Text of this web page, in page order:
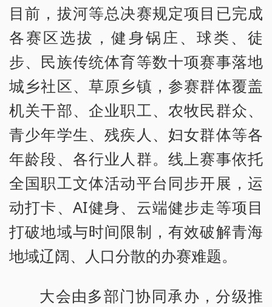
目前，拔河等总决赛规定项目已完成
各赛区选拔，健身锅庄、球类、徒
步、民族传统体育等数十项赛事落地
城乡社区、草原乡镇，参赛群体覆盖
机关干部、企业职工、农牧民群众、
青少年学生、残疾人、妇女群体等各
年龄段、各行业人群。线上赛事依托
全国职工文体活动平台同步开展，运
动打卡、AI健身、云端健步走等项目
打破地域与时间限制，有效破解青海
地域辽阔、人口分散的办赛难题。
大会由多部门协同承办，分级推